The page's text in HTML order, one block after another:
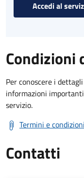
Accedi al
Condizioni
Per conoscere i
informazioni
servizio.
Termini e
Contatti